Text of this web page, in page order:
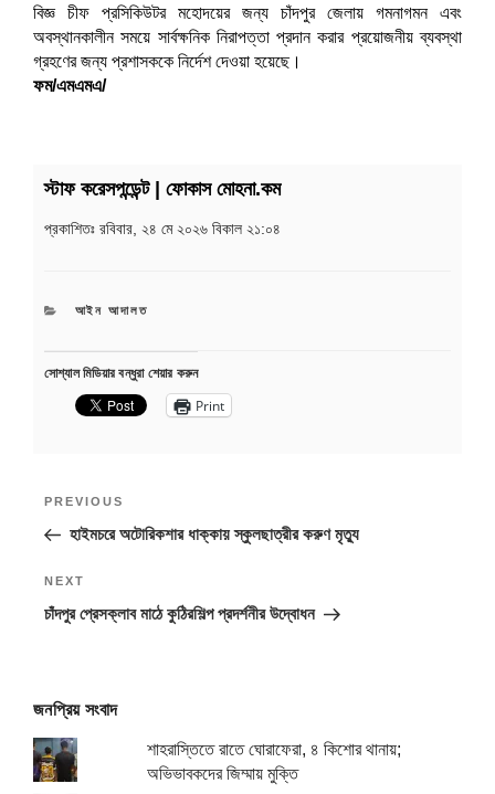
বিজ্ঞ চীফ প্রসিকিউটর মহোদয়ের জন্য চাঁদপুর জেলায় গমনাগমন এবং
অবস্থানকালীন সময়ে সার্বক্ষনিক নিরাপত্তা প্রদান করার প্রয়োজনীয় ব্যবস্থা
গ্রহণের জন্য প্রশাসককে নির্দেশ দেওয়া হয়েছে।
ফম/এমএমএ/
স্টাফ করেসপন্ডেন্ট | ফোকাস মোহনা.কম
প্রকাশিতঃ রবিবার, ২৪ মে ২০২৬ বিকাল ২১:০৪
CATEGORIES
আইন আদালত
সোশ্যাল মিডিয়ার বন্ধুরা শেয়ার করুন
Print
Previous
Post
PREVIOUS
হাইমচরে অটোরিকশার ধাক্কায় স্কুলছাত্রীর করুণ মৃত্যু
Next
Post
NEXT
চাঁদপুর প্রেসক্লাব মাঠে কুঠিরশিল্প প্রদর্শনীর উদ্বোধন
জনপ্রিয় সংবাদ
শাহরাস্তিতে রাতে ঘোরাফেরা, ৪ কিশোর থানায়;
অভিভাবকদের জিম্মায় মুক্তি